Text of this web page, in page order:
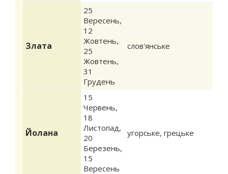
Злата
25
Вересень,
12
Жовтень,
25
Жовтень,
31
Грудень
слов'янське
Йолана
15
Червень,
18
Листопад,
20
Березень,
15
Вересень
угорське, грецьке